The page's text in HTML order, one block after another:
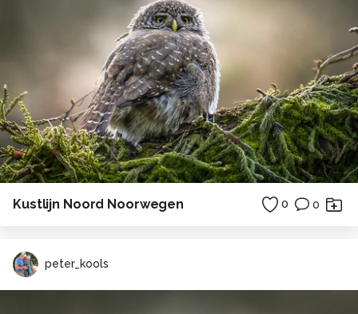
Kustlijn Noord Noorwegen 0 0
peter_kools